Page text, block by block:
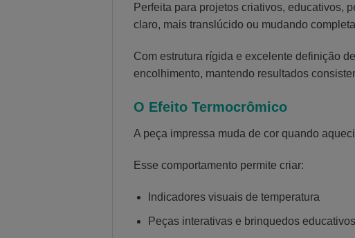
Perfeita para projetos criativos, educativos,
claro, mais translúcido ou mudando
Com estrutura rígida e excelente definição
encolhimento, mantendo resultados
O Efeito Termocrômico
A peça impressa muda de cor quando
Esse comportamento permite criar:
Indicadores visuais de temperatura
Peças interativas e brinquedos educativos